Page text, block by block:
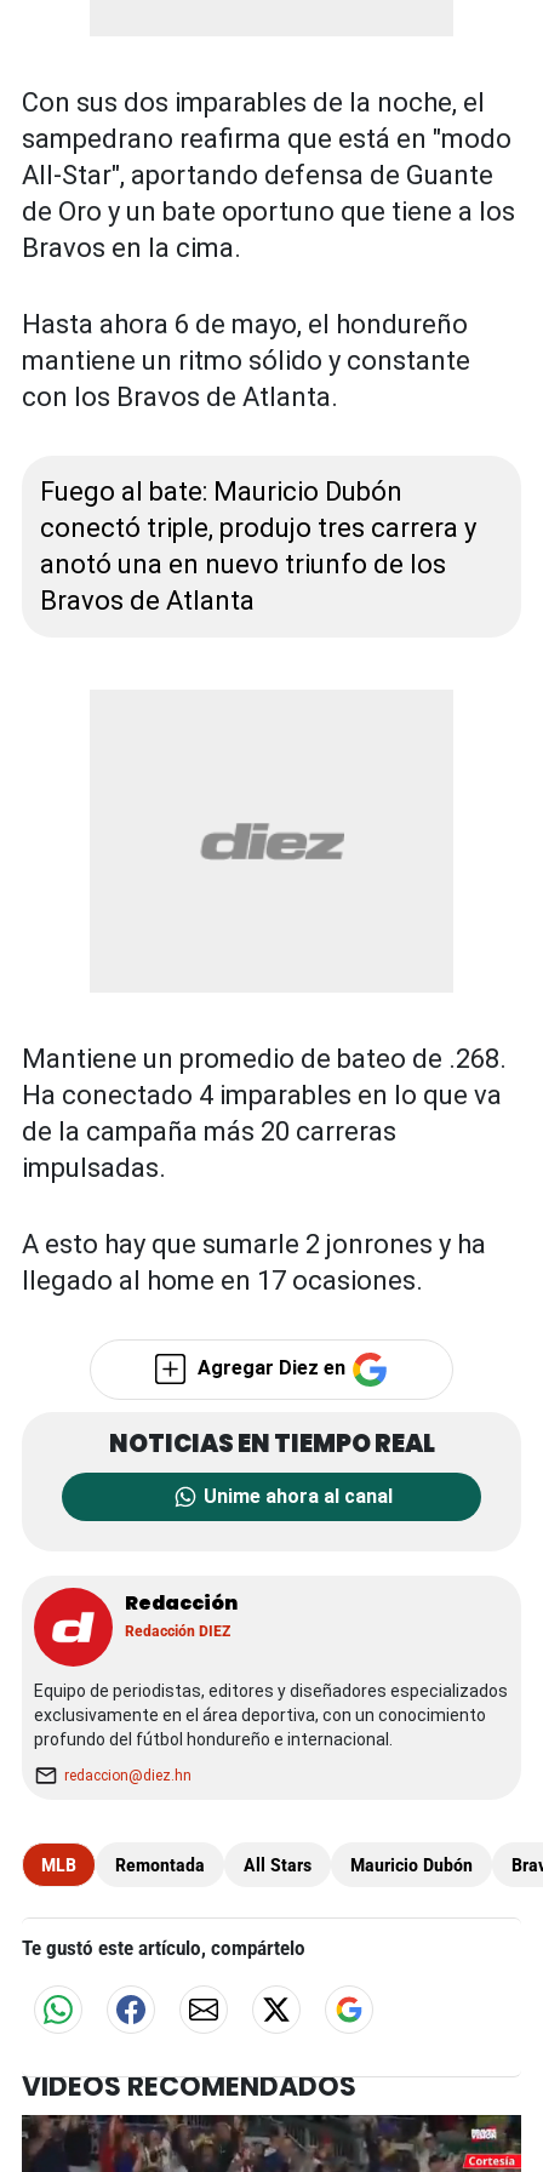
Con sus dos imparables de la noche, el
sampedrano reafirma que está en "modo
All-Star", aportando defensa de Guante
de Oro y un bate oportuno que tiene a los
Bravos en la cima.
Hasta ahora 6 de mayo, el hondureño
mantiene un ritmo sólido y constante
con los Bravos de Atlanta.
Fuego al bate: Mauricio Dubón
conectó triple, produjo tres carrera y
anotó una en nuevo triunfo de los
Bravos de Atlanta
Mantiene un promedio de bateo de .268.
Ha conectado 4 imparables en lo que va
de la campaña más 20 carreras
impulsadas.
A esto hay que sumarle 2 jonrones y ha
llegado al home en 17 ocasiones.
Agregar Diez en
Unime ahora al canal
Redacción
Redacción DIEZ
Equipo de periodistas, editores y diseñadores especializados
exclusivamente en el área deportiva, con un conocimiento
profundo del fútbol hondureño e internacional.
redaccion@diez.hn
MLB Remontada All Stars Mauricio Dubón
Te gustó este artículo, compártelo
VIDEOS RECOMENDADOS